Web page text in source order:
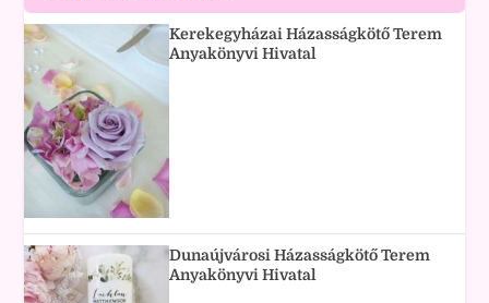
Kerekegyházai Házasságkötő Terem
Anyakönyvi Hivatal
Dunaújvárosi Házasságkötő Terem
Anyakönyvi Hivatal